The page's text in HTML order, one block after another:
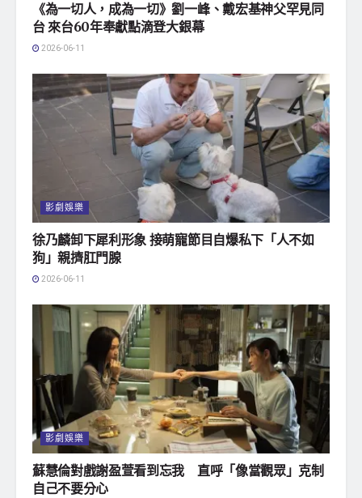
《為一切人，成為一切》劉一峰、戴宏基神父罕見同
台 來台60年奉獻點滴登大銀幕
2026-06-11
影劇娛樂
徐乃麟卸下犀利形象 接萌寵節目自爆私下「人不如
狗」親擠肛門腺
2026-06-11
影劇娛樂
蘇慧倫對戲謝盈萱看到忘我 直呼「像當觀眾」克制
自己不要分心